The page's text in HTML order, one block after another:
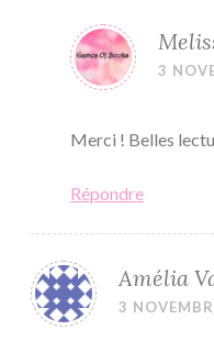
3
Merci ! Belles
Répondre
Amélia
3